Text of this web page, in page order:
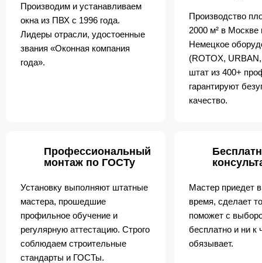
Производим и устанавливаем
окна из ПВХ с 1996 года.
Лидеры отрасли, удостоенные
звания «Оконная компания
года».
Производство
2000 м² в
Немецкое
(ROTOX,
штат из 400+
гарантируют
качество.
Профессиональный
монтаж по ГОСТу
Установку выполняют штатные
мастера, прошедшие
профильное обучение и
регулярную аттестацию. Строго
соблюдаем строительные
стандарты и ГОСТы.
Мастер приедет
время, сделает
поможет с
бесплатно и ни к
обязывает.